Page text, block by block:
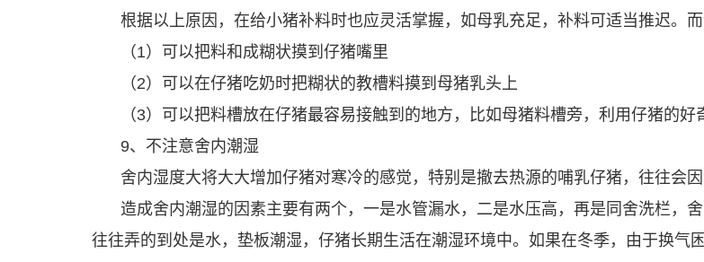
根据以上原因，在给小猪补料时也应灵活掌握，如母乳充足，补料可适当推迟。而
（1）可以把料和成糊状摸到仔猪嘴里
（2）可以在仔猪吃奶时把糊状的教槽料摸到母猪乳头上
（3）可以把料槽放在仔猪最容易接触到的地方，比如母猪料槽旁，利用仔猪的
9、不注意舍内潮湿
舍内湿度大将大大增加仔猪对寒冷的感觉，特别是撤去热源的哺乳仔猪，往往会
造成舍内潮湿的因素主要有两个，一是水管漏水，二是水压高，再是同舍洗栏，
往往弄的到处是水，垫板潮湿，仔猪长期生活在潮湿环境中。如果在冬季，由于换气